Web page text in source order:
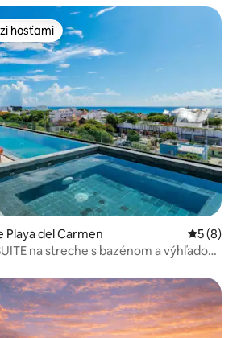
hosťami
hosťami
del Carmen
5 (8)
na streche s bazénom a výhľadom